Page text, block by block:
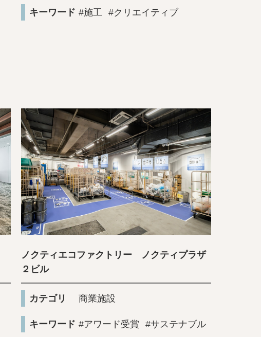
キーワード #施工 #クリエイティブ
ノクティエコファクトリー ノクティプラザ
２ビル
カテゴリ 商業施設
キーワード #アワード受賞 #サステナブル